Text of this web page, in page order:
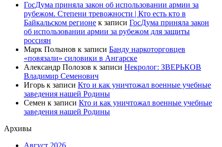
ГосДума приняла закон об использовании армии за
рубежом. Степени тревожности | Кто есть кто в
Байкальском регионе к записи ГосДума приняла закон
об использовании армии за рубежом для защиты
россиян
Марк Полынов к записи Банду наркоторговцев
«повязали» силовики в Ангарске
Александр Полозов к записи Некролог: ЗВЕРЬКОВ
Владимир Семенович
Игорь к записи Кто и как уничтожал военные учебные
заведения нашей Родины
Семен к записи Кто и как уничтожал военные учебные
заведения нашей Родины
Архивы